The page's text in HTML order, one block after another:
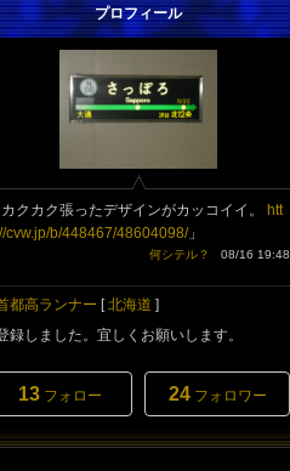
プロフィール
カクカク張ったデザインがカッコイイ。 htt
cvw.jp/b/448467/48604098/」
何シテル？ 08/16 19:48
都高ランナー [北海道 ]
録しました。宜しくお願いします。
13フォロー 24フォロワー